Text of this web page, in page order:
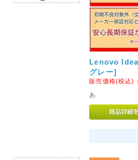
◇ヤマト運輸「宅急便」の
Lenovo
グレー]
販売価格(税込)
あ